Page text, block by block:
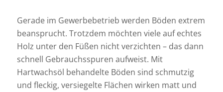
Gerade im Gewerbebetrieb werden Böden extrem
beansprucht. Trotzdem möchten viele auf echtes
Holz unter den Füßen nicht verzichten – das dann
schnell Gebrauchsspuren aufweist. Mit
Hartwachsöl behandelte Böden sind schmutzig
und fleckig, versiegelte Flächen wirken matt und